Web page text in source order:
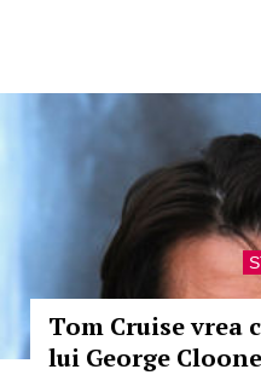
Tom Cruise vrea
lui George